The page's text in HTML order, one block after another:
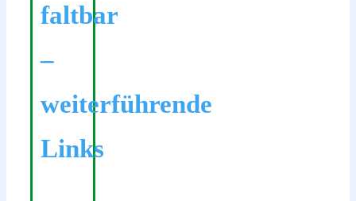
faltbar
–
weiterführende
Links